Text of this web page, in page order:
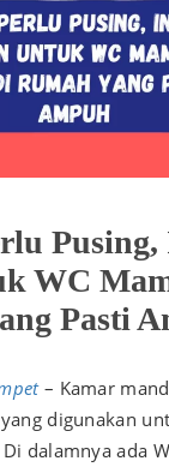
WC
Pasti
– Kamar
digunakan
dalamnya ada